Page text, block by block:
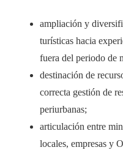
ampliación y
turísticas hacia
fuera del periodo de
destinación de
correcta gestión de
periurbanas;
articulación entre
locales, empresas y